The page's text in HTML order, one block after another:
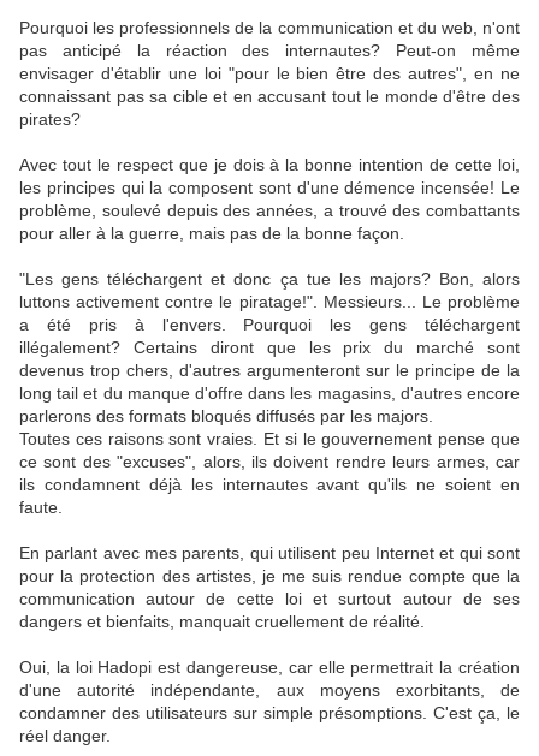
Pourquoi les professionnels de la communication et du web, n'ont
pas anticipé la réaction des internautes? Peut-on même
envisager d'établir une loi "pour le bien être des autres", en ne
connaissant pas sa cible et en accusant tout le monde d'être des
pirates?
Avec tout le respect que je dois à la bonne intention de cette loi,
les principes qui la composent sont d'une démence incensée! Le
problème, soulevé depuis des années, a trouvé des combattants
pour aller à la guerre, mais pas de la bonne façon.
"Les gens téléchargent et donc ça tue les majors? Bon, alors
luttons activement contre le piratage!". Messieurs... Le problème
a été pris à l'envers. Pourquoi les gens téléchargent
illégalement? Certains diront que les prix du marché sont
devenus trop chers, d'autres argumenteront sur le principe de la
long tail et du manque d'offre dans les magasins, d'autres encore
parlerons des formats bloqués diffusés par les majors.
Toutes ces raisons sont vraies. Et si le gouvernement pense que
ce sont des "excuses", alors, ils doivent rendre leurs armes, car
ils condamnent déjà les internautes avant qu'ils ne soient en
faute.
En parlant avec mes parents, qui utilisent peu Internet et qui sont
pour la protection des artistes, je me suis rendue compte que la
communication autour de cette loi et surtout autour de ses
dangers et bienfaits, manquait cruellement de réalité.
Oui, la loi Hadopi est dangereuse, car elle permettrait la création
d'une autorité indépendante, aux moyens exorbitants, de
condamner des utilisateurs sur simple présomptions. C'est ça, le
réel danger.